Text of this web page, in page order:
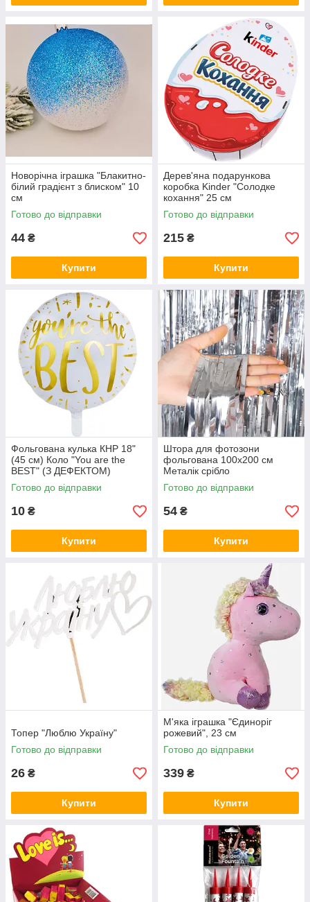
Новорічна іграшка "Блакитно-
білий градієнт з блиском" 10
см
Готово до відправки
44 ₴
Купити
Дерев'яна подарункова
коробка Kinder "Солодке
кохання" 25 см
Готово до відправки
215 ₴
Купити
Фольгована кулька КНР 18"
(45 см) Коло "You are the
BEST" (З ДЕФЕКТОМ)
Готово до відправки
10 ₴
Купити
Штора для фотозони
фольгована 100х200 см
Металік срібло
Готово до відправки
54 ₴
Купити
Топер "Люблю Україну"
Готово до відправки
26 ₴
Купити
М'яка іграшка "Єдиноріг
рожевий", 23 см
Готово до відправки
339 ₴
Купити